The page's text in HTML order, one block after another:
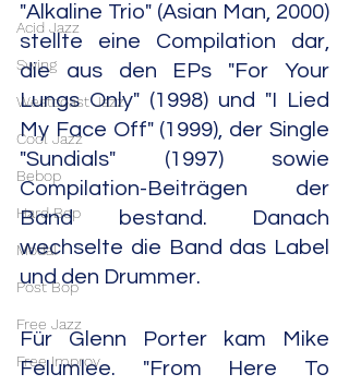
Acid Jazz
Swing
Westcoast Jazz
Cool Jazz
Bebop
Hard Bop
Modal
Post Bop
Free Jazz
Free Improv
"Alkaline Trio" (Asian Man, 2000)
stellte eine Compilation dar,
die aus den EPs "For Your
Lungs Only" (1998) und "I Lied
My Face Off" (1999), der Single
"Sundials" (1997) sowie
Compilation-Beiträgen der
Band bestand. Danach
wechselte die Band das Label
und den Drummer.
Für Glenn Porter kam Mike
Felumlee. "From Here To